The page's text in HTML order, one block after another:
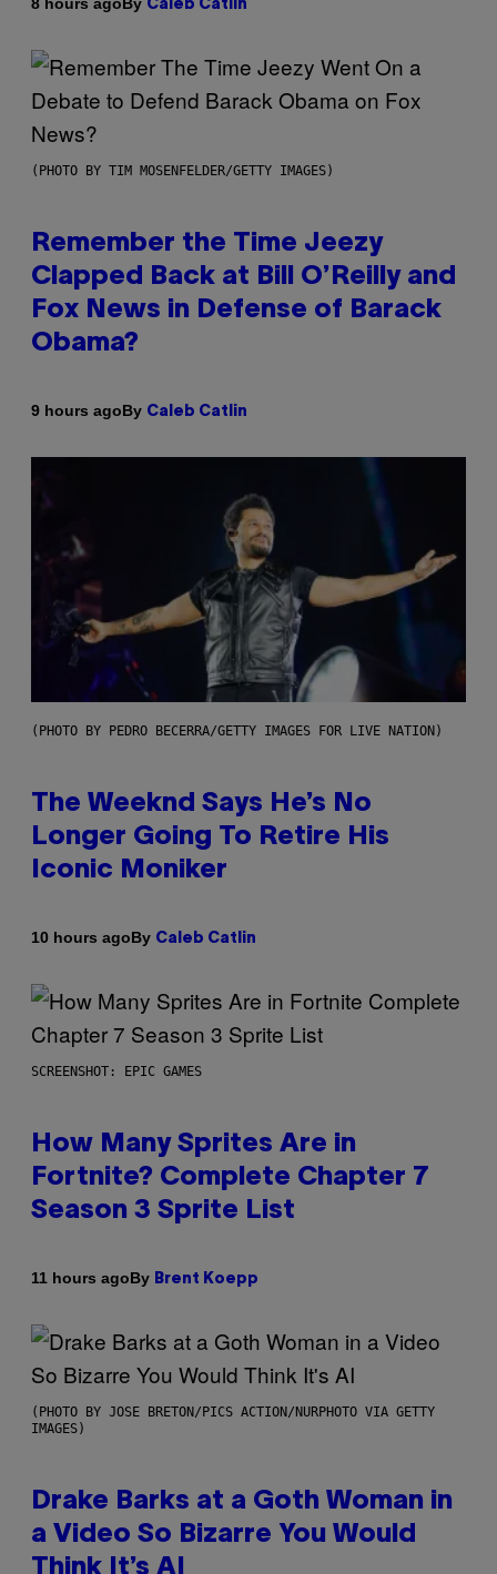
8 hours ago Caleb Catlin
(PHOTO BY TIM MOSENFELDER/GETTY IMAGES)
Remember the Time Jeezy
Clapped Back at Bill O’Reilly and
Fox News in Defense of Barack
Obama?
9 hours agoBy Caleb Catlin
(PHOTO BY PEDRO BECERRA/GETTY IMAGES FOR LIVE NATION)
The Weeknd Says He’s No
Longer Going To Retire His
Iconic Moniker
10 hours agoBy Caleb Catlin
SCREENSHOT: EPIC GAMES
How Many Sprites Are in
Fortnite? Complete Chapter 7
Season 3 Sprite List
11 hours agoBy Brent Koepp
(PHOTO BY JOSE BRETON/PICS ACTION/NURPHOTO VIA GETTY
IMAGES)
Drake Barks at a Goth Woman in
a Video So Bizarre You Would
Think It’s AI